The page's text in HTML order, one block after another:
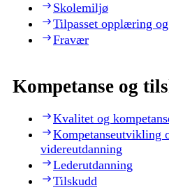
Skolemiljø
Tilpasset opplæring
Fravær
Kompetanse og
Kvalitet og
Kompetanseutvikling
videreutdanning
Lederutdanning
Tilskudd